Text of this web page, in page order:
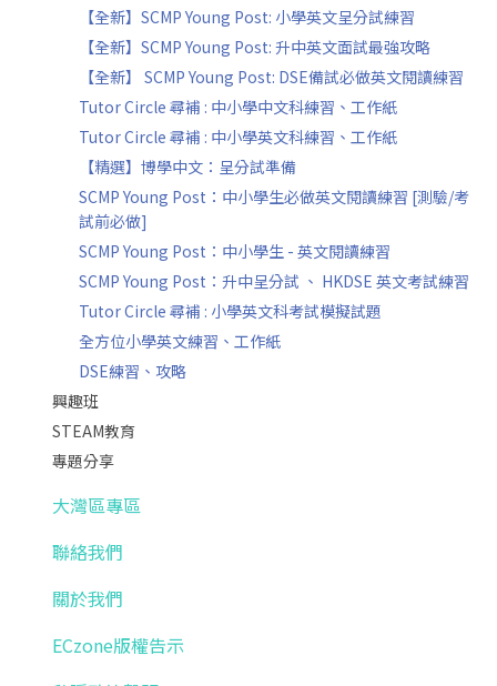
【全新】SCMP Young Post: 小學英文呈分試練習
【全新】SCMP Young Post: 升中英文面試最強攻略
【全新】 SCMP Young Post: DSE備試必做英文閱讀練習
Tutor Circle 尋補 : 中小學中文科練習、工作紙
Tutor Circle 尋補 : 中小學英文科練習、工作紙
【精選】博學中文：呈分試準備
SCMP Young Post：中小學生必做英文閱讀練習 [測驗/考
試前必做]
SCMP Young Post：中小學生 - 英文閱讀練習
SCMP Young Post：升中呈分試 、 HKDSE 英文考試練習
Tutor Circle 尋補 : 小學英文科考試模擬試題
全方位小學英文練習、工作紙
DSE練習、攻略
興趣班
STEAM教育
專題分享
大灣區專區
聯絡我們
關於我們
ECzone版權告示